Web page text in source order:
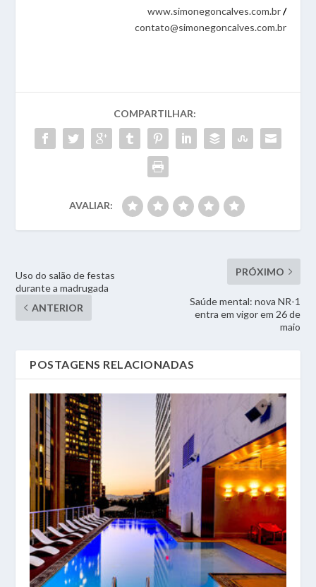
www.simonegoncalves.com.br /
contato@simonegoncalves.com.br
COMPARTILHAR:
AVALIAR:
Uso do salão de festas
durante a madrugada
ANTERIOR
PRÓXIMO
Saúde mental: nova NR-1
entra em vigor em 26 de
maio
POSTAGENS RELACIONADAS